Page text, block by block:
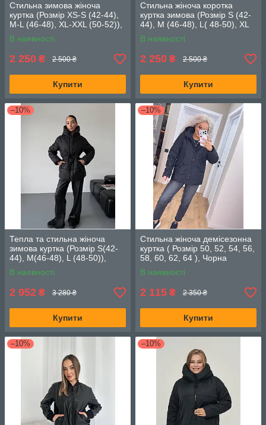
Стильна зимова жіноча
куртка (Розмір XS-S (42-44),
M-L (46-48), XL-XXL (50-52)),
Чорна
В наявності
2 250 ₴ 2 500 ₴
Купити
Стильна жіноча коротка
куртка зимова (Розмір S (42-
44), М (46-48), L( 48-50), XL
(50-52)), Чорний
В наявності
2 250 ₴ 2 500 ₴
Купити
–10%
Тепла та стильна жіноча
зимова куртка (Розмір S(42-
44), M(46-48), L (48-50)),
Чорний
В наявності
2 952 ₴ 3 280 ₴
Купити
–10%
Стильна жіноча демісезонна
куртка ( Розмір 50, 52, 54, 56,
58, 60, 62, 64 ), Чорна
В наявності
2 115 ₴ 2 350 ₴
Купити
–10% –10%